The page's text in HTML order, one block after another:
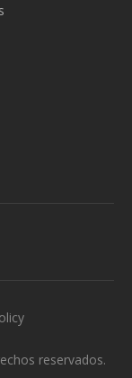
reservados.